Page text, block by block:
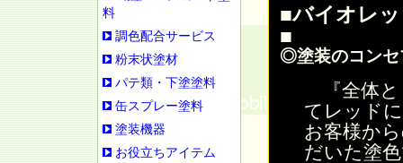
料
調色配合サービス
粉末状塗材
パテ類・下塗塗料
缶スプレー塗料
塗装機器
お役立ちアイテム
■バイオレ
■
◎塗装のコンセ
『全体と
てレッド
お客様か
だいた塗